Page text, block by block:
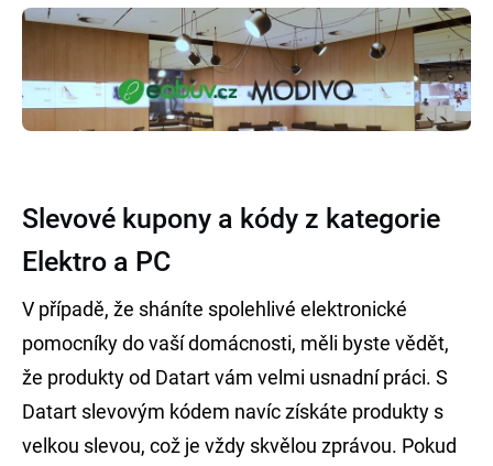
Slevové kupony a kódy z kategorie
Elektro a PC
V případě, že sháníte spolehlivé elektronické
pomocníky do vaší domácnosti, měli byste vědět,
že produkty od Datart vám velmi usnadní práci. S
Datart slevovým kódem navíc získáte produkty s
velkou slevou, což je vždy skvělou zprávou. Pokud